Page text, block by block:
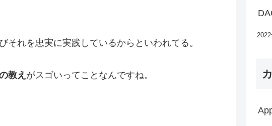
れを忠実に実践しているからといわれてる。
教え がスゴいってことなんですね。